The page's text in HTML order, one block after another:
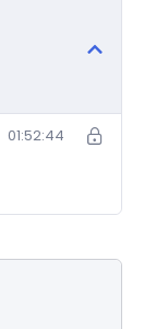
01:52:44